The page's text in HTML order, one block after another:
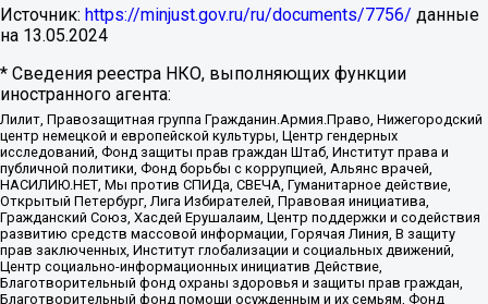
Источник: https://minjust.gov.ru/ru/documents/7756/ данные
на 13.05.2024
* Сведения реестра НКО, выполняющих функции
иностранного агента:
Лилит, Правозащитная группа Гражданин.Армия.Право, Нижегородский
центр немецкой и европейской культуры, Центр гендерных
исследований, Фонд защиты прав граждан Штаб, Институт права и
публичной политики, Фонд борьбы с коррупцией, Альянс врачей,
НАСИЛИЮ.НЕТ, Мы против СПИДа, СВЕЧА, Гуманитарное действие,
Открытый Петербург, Лига Избирателей, Правовая инициатива,
Гражданский Союз, Хасдей Ерушалаим, Центр поддержки и содействия
развитию средств массовой информации, Горячая Линия, В защиту
прав заключенных, Институт глобализации и социальных движений,
Центр социально-информационных инициатив Действие,
Благотворительный фонд охраны здоровья и защиты прав граждан,
Благотворительный фонд помощи осужденным и их семьям, Фонд